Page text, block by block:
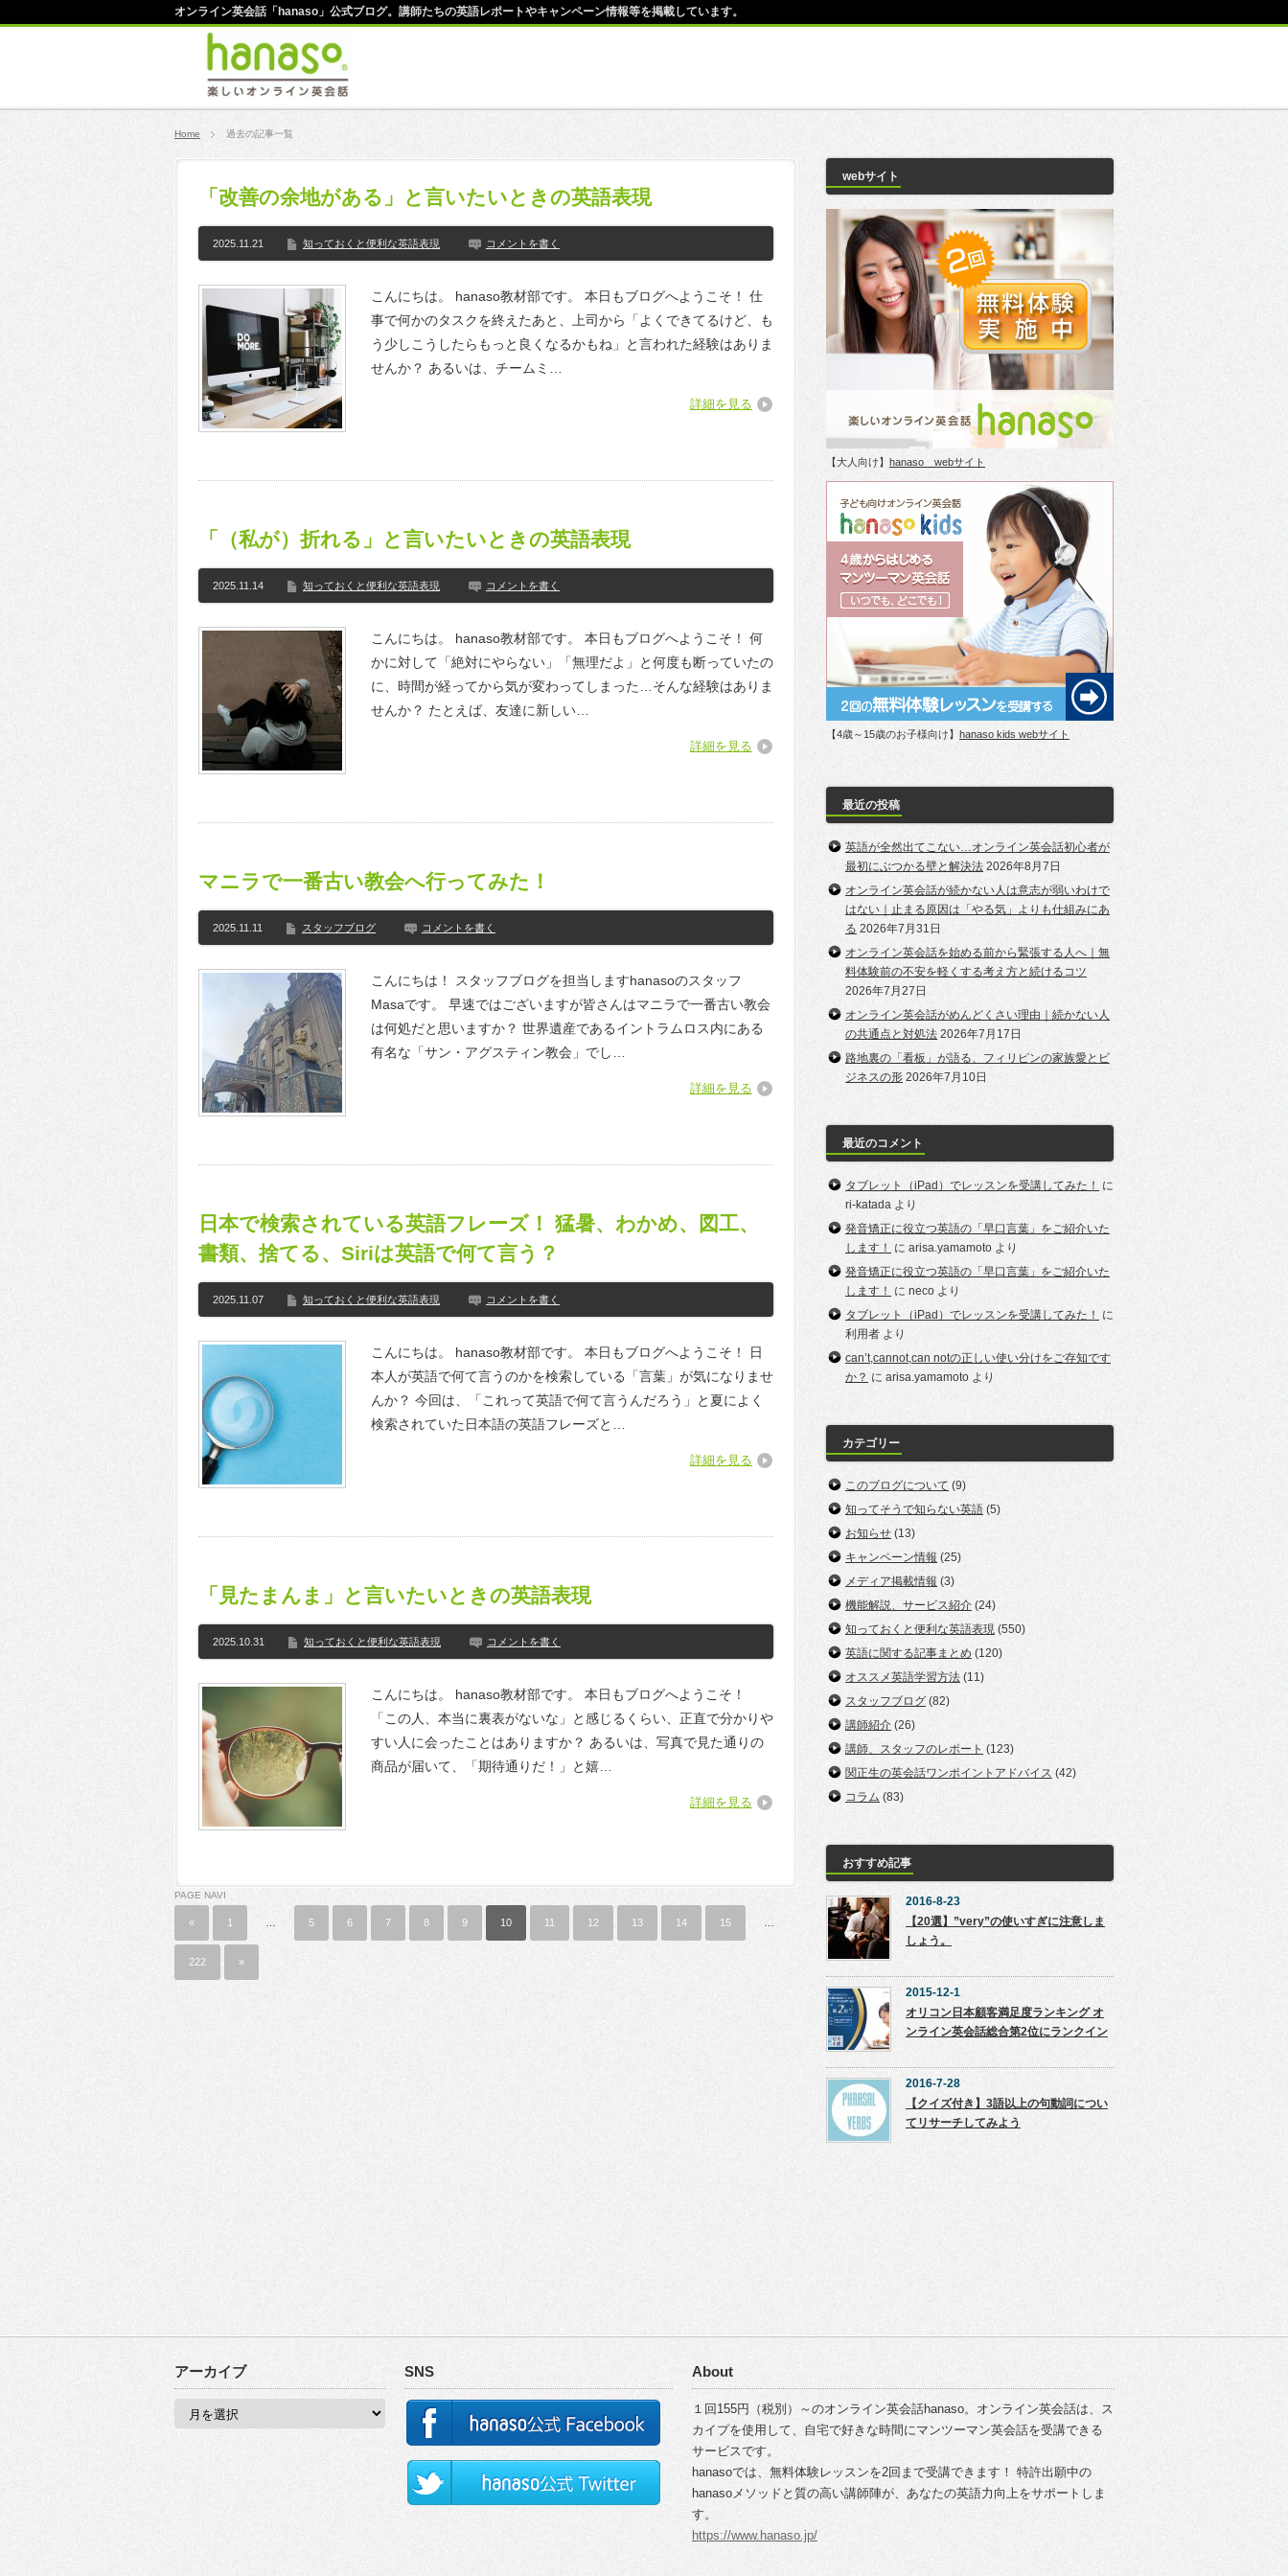
オンライン英会話「hanaso」公式ブログ。講師たちの英語レポートやキャンペーン情報等を掲載しています。
Home 過去の記事一覧
「改善の余地がある」と言いたいときの英語表現
2025.11.21 知っておくと便利な英語表現 コメントを書く
こんにちは。 hanaso教材部です。 本日もブログへようこそ！ 仕
事で何かのタスクを終えたあと、上司から「よくできてるけど、も
う少しこうしたらもっと良くなるかもね」と言われた経験はありま
せんか？ あるいは、チームミ…
詳細を見る
「（私が）折れる」と言いたいときの英語表現
2025.11.14 知っておくと便利な英語表現 コメントを書く
こんにちは。 hanaso教材部です。 本日もブログへようこそ！ 何
かに対して「絶対にやらない」「無理だよ」と何度も断っていたの
に、時間が経ってから気が変わってしまった…そんな経験はありま
せんか？ たとえば、友達に新しい…
詳細を見る
マニラで一番古い教会へ行ってみた！
2025.11.11 スタッフブログ コメントを書く
こんにちは！ スタッフブログを担当しますhanasoのスタッフ
Masaです。 早速ではございますが皆さんはマニラで一番古い教会
は何処だと思いますか？ 世界遺産であるイントラムロス内にある
有名な「サン・アグスティン教会」でし…
詳細を見る
日本で検索されている英語フレーズ！ 猛暑、わかめ、図工、
書類、捨てる、Siriは英語で何て言う？
2025.11.07 知っておくと便利な英語表現 コメントを書く
こんにちは。 hanaso教材部です。 本日もブログへようこそ！ 日
本人が英語で何て言うのかを検索している「言葉」が気になりませ
んか？ 今回は、「これって英語で何て言うんだろう」と夏によく
検索されていた日本語の英語フレーズと…
詳細を見る
「見たまんま」と言いたいときの英語表現
2025.10.31 知っておくと便利な英語表現 コメントを書く
こんにちは。 hanaso教材部です。 本日もブログへようこそ！
「この人、本当に裏表がないな」と感じるくらい、正直で分かりや
すい人に会ったことはありますか？ あるいは、写真で見た通りの
商品が届いて、「期待通りだ！」と嬉…
詳細を見る
PAGE NAVI
« 1 5 6 7 8 9 10 11 12 13 14 15
222 »
webサイト
【大人向け】 hanaso webサイト
【4歳～15歳のお子様向け】 hanaso kids webサイト
最近の投稿
英語が全然出てこない…オンライン英会話初心者が
最初にぶつかる壁と解決法 2026年8月7日
オンライン英会話が続かない人は意志が弱いわけで
はない｜止まる原因は「やる気」よりも仕組みにあ
る 2026年7月31日
オンライン英会話を始める前から緊張する人へ｜無
料体験前の不安を軽くする考え方と続けるコツ
2026年7月27日
オンライン英会話がめんどくさい理由｜続かない人
の共通点と対処法 2026年7月17日
路地裏の「看板」が語る、フィリピンの家族愛とビ
ジネスの形 2026年7月10日
最近のコメント
タブレット（iPad）でレッスンを受講してみた！
に
ri-katada より
発音矯正に役立つ英語の「早口言葉」をご紹介いた
します！
に arisa.yamamoto より
発音矯正に役立つ英語の「早口言葉」をご紹介いた
します！
に neco より
タブレット（iPad）でレッスンを受講してみた！
に
利用者 より
can’t,cannot,can notの正しい使い分けをご存知です
か？ に arisa.yamamoto より
カテゴリー
このブログについて (9)
知ってそうで知らない英語 (5)
お知らせ (13)
キャンペーン情報 (25)
メディア掲載情報 (3)
機能解説、サービス紹介 (24)
知っておくと便利な英語表現 (550)
英語に関する記事まとめ (120)
オススメ英語学習方法 (11)
スタッフブログ (82)
講師紹介 (26)
講師、スタッフのレポート (123)
関正生の英会話ワンポイントアドバイス (42)
コラム (83)
おすすめ記事
2016-8-23
【20選】”very”の使いすぎに注意しま
しょう。
2015-12-1
オリコン日本顧客満足度ランキング オ
ンライン英会話総合第2位にランクイン
2016-7-28
【クイズ付き】3語以上の句動詞につい
てリサーチしてみよう
アーカイブ SNS About
１回155円（税別）～のオンライン英会話hanaso。オンライン英会話は、ス
カイプを使用して、自宅で好きな時間にマンツーマン英会話を受講できる
サービスです。
hanasoでは、無料体験レッスンを2回まで受講できます！ 特許出願中の
hanasoメソッドと質の高い講師陣が、あなたの英語力向上をサポートしま
す。
https://www.hanaso.jp/